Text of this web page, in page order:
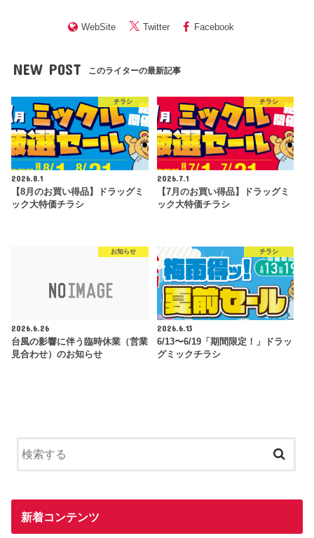
WebSite Twitter Facebook
NEW POST このライターの最新記事
チラシ
2026.8.1
【8月のお買い得品】ドラッグミ
ック大特価チラシ
チラシ
2026.7.1
【7月のお買い得品】ドラッグミ
ック大特価チラシ
お知らせ
2026.6.26
台風の影響に伴う臨時休業（営業
見合わせ）のお知らせ
チラシ
2026.6.13
6/13〜6/19「期間限定！」ドラッ
グミックチラシ
新着コンテンツ